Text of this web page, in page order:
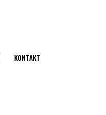
KONTAKT